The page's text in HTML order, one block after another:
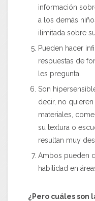
información
a los demás
ilimitada sobre
Pueden hacer
respuestas de
les pregunta.
Son
decir, no
materiales,
su textura o
resultan muy
Ambos pueden
habilidad en
¿Pero cuáles